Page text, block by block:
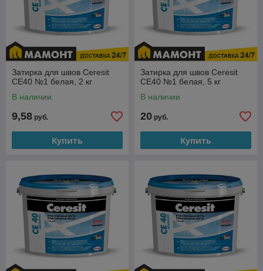
Удобное оформление заказа
Купить затирку для швов в интернет-магазине Мамонт.бел
Затирка для швов Ceresit
CE40 №1 белая, 2 кг
В наличии
9,58 руб.
Купить
Затирка для швов Ceresit
CE40 №1 белая, 5 кг
В наличии
20 руб.
Купить